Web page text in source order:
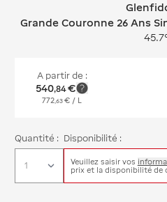
Glenfiddich
Grande Couronne 26 Ans
A partir de :
540,84€
772,63 € / L
Quantité : Disponibilité :
Veuillez saisir vos
prix et la disponibilité de